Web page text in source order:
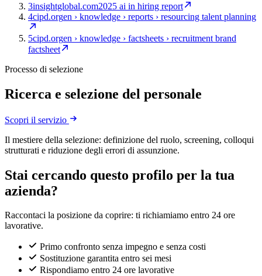
3insightglobal.com2025 ai in hiring report
4cipd.orgen › knowledge › reports › resourcing talent planning
5cipd.orgen › knowledge › factsheets › recruitment brand
factsheet
Processo di selezione
Ricerca e selezione del personale
Scopri il servizio
Il mestiere della selezione: definizione del ruolo, screening, colloqui
strutturati e riduzione degli errori di assunzione.
Stai cercando questo profilo per la tua
azienda?
Raccontaci la posizione da coprire: ti richiamiamo entro 24 ore
lavorative.
Primo confronto senza impegno e senza costi
Sostituzione garantita entro sei mesi
Rispondiamo entro 24 ore lavorative